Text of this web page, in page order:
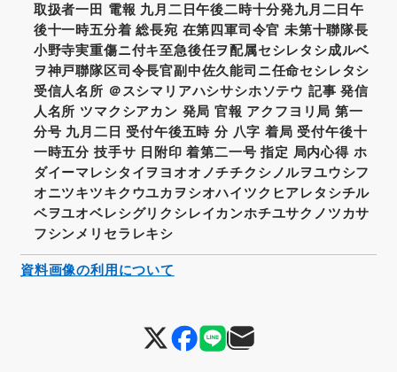
取扱者一田 電報 九月二日午後二時十分発九月二日午
後十一時五分着 総長宛 在第四軍司令官 未第十聯隊長
小野寺実重傷ニ付キ至急後任ヲ配属セシレタシ成ルベ
ヲ神戸聯隊区司令長官副中佐久能司ニ任命セシレタシ
受信人名所 ＠スシマリアハシサシホソテウ 記事 発信
人名所 ツマクシアカン 発局 官報 アクフヨリ局 第一
分号 九月二日 受付午後五時 分 八字 着局 受付午後十
一時五分 技手サ 日附印 着第二一号 指定 局内心得 ホ
ダイーマレシタイヲヨオオノチチクシノルヲユウシフ
オニツキツキクウユカヲシオハイツクヒアレタシチル
ベヲユオベレシグリクシレイカンホチユサクノツカサ
フシンメリセラレキシ
資料画像の利用について